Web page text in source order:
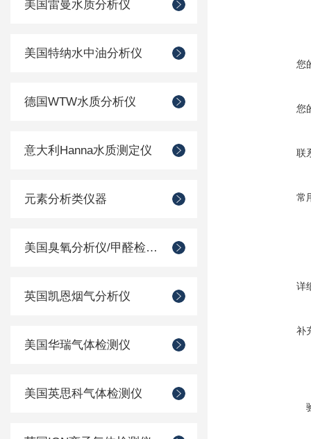
美国雷曼水质分析仪
美国特纳水中油分析仪
德国WTW水质分析仪
意大利Hanna水质测定仪
元素分析类仪器
美国臭氧分析仪/甲醛检测仪
英国凯恩烟气分析仪
美国华瑞气体检测仪
美国英思科气体检测仪
您
您
联
常
详
补